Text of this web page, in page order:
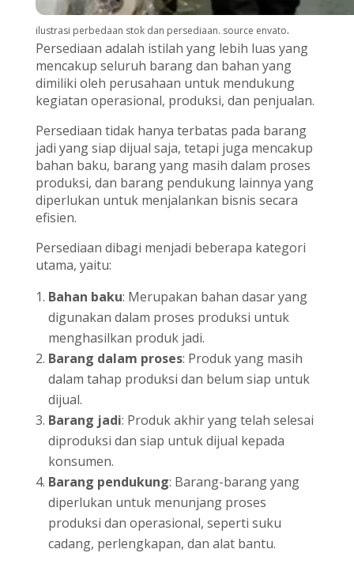
ilustrasi perbedaan stok dan persediaan. source envato.
Persediaan adalah istilah yang lebih luas yang
mencakup seluruh barang dan bahan yang
dimiliki oleh perusahaan untuk mendukung
kegiatan operasional, produksi, dan penjualan.
Persediaan tidak hanya terbatas pada barang
jadi yang siap dijual saja, tetapi juga mencakup
bahan baku, barang yang masih dalam proses
produksi, dan barang pendukung lainnya yang
diperlukan untuk menjalankan bisnis secara
efisien.
Persediaan dibagi menjadi beberapa kategori
utama, yaitu:
Bahan baku: Merupakan bahan dasar yang
digunakan dalam proses produksi untuk
menghasilkan produk jadi.
Barang dalam proses: Produk yang masih
dalam tahap produksi dan belum siap untuk
dijual.
Barang jadi: Produk akhir yang telah selesai
diproduksi dan siap untuk dijual kepada
konsumen.
Barang pendukung: Barang-barang yang
diperlukan untuk menunjang proses
produksi dan operasional, seperti suku
cadang, perlengkapan, dan alat bantu.